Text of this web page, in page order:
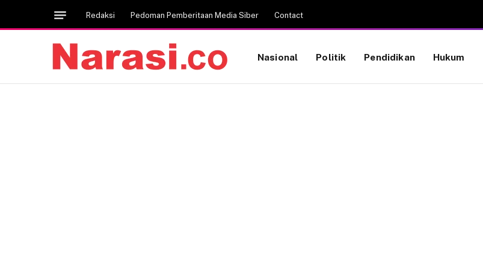
Redaksi Pedoman Pemberitaan Media Siber Contact
Nasional Politik Pendidikan Hukum